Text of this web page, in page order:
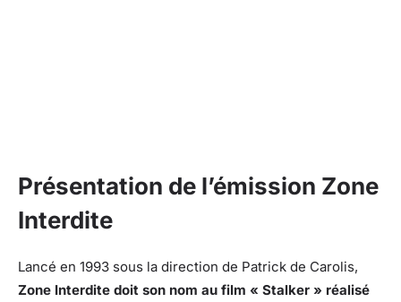
Présentation de l’émission Zone
Interdite
Lancé en 1993 sous la direction de Patrick de Carolis,
Zone Interdite doit son nom au film « Stalker » réalisé